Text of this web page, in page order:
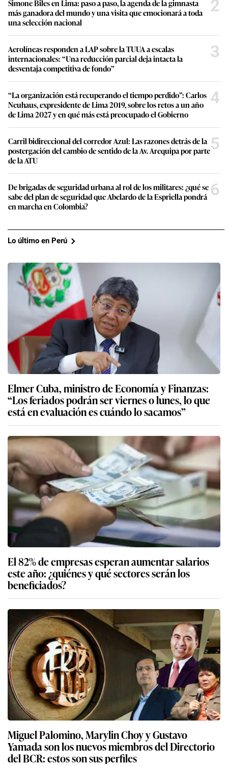
Simone Biles en Lima: paso a paso, la agenda de la gimnasta
más ganadora del mundo y una visita que emocionará a toda
una selección nacional
2
Aerolíneas responden a LAP sobre la TUUA a escalas
internacionales: “Una reducción parcial deja intacta la
desventaja competitiva de fondo”
3
“La organización está recuperando el tiempo perdido”: Carlos
Neuhaus, expresidente de Lima 2019, sobre los retos a un año
de Lima 2027 y en qué más está preocupado el Gobierno
4
Carril bidireccional del corredor Azul: Las razones detrás de la
postergación del cambio de sentido de la Av. Arequipa por parte
de la ATU
5
De brigadas de seguridad urbana al rol de los militares: ¿qué se
sabe del plan de seguridad que Abelardo de la Espriella pondrá
en marcha en Colombia?
6
Lo último en Perú
Elmer Cuba, ministro de Economía y Finanzas:
“Los feriados podrán ser viernes o lunes, lo que
está en evaluación es cuándo lo sacamos”
El 82% de empresas esperan aumentar salarios
este año: ¿quiénes y qué sectores serán los
beneficiados?
Miguel Palomino, Marylin Choy y Gustavo
Yamada son los nuevos miembros del Directorio
del BCR: estos son sus perfiles